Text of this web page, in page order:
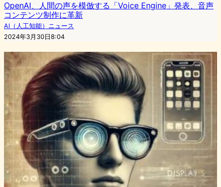
OpenAI、人間の声を模倣する「Voice Engine」発表、音声
コンテンツ制作に革新
AI（人工知能）ニュース
2024年3月30日8:04